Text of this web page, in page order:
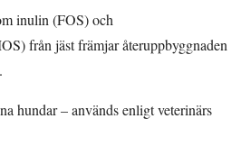
inulin (FOS) och
från jäst främjar återuppbyggnaden
hundar – används enligt veterinärs